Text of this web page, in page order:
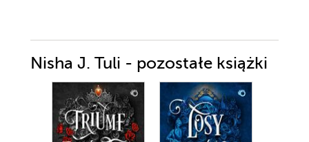
Nisha J. Tuli - pozostałe książki